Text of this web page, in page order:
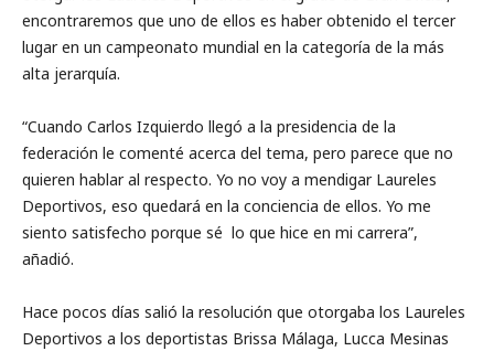
encontraremos que uno de ellos es haber obtenido el tercer
lugar en un campeonato mundial en la categoría de la más
alta jerarquía.
“Cuando Carlos Izquierdo llegó a la presidencia de la
federación le comenté acerca del tema, pero parece que no
quieren hablar al respecto. Yo no voy a mendigar Laureles
Deportivos, eso quedará en la conciencia de ellos. Yo me
siento satisfecho porque sé lo que hice en mi carrera”,
añadió.
Hace pocos días salió la resolución que otorgaba los Laureles
Deportivos a los deportistas Brissa Málaga, Lucca Mesinas